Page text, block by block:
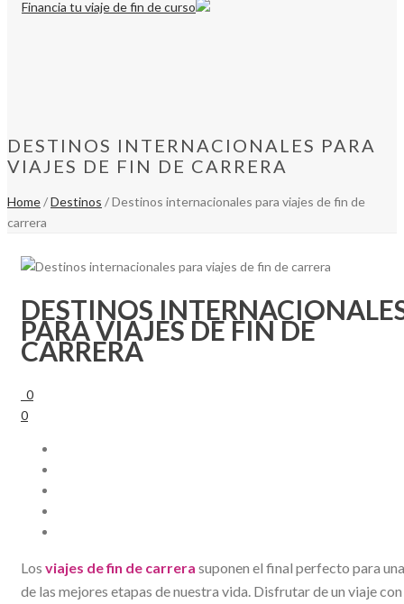
DESTINOS INTERNACIONALES PARA
VIAJES DE FIN DE CARRERA
Home/Destinos / Destinos internacionales para viajes de fin de
carrera
DESTINOS
PARA VIAJES DE FIN DE
CARRERA
0
0
Los viajes de fin de carrera suponen el final perfecto para una
de las mejores etapas de nuestra vida. Disfrutar de un viaje con